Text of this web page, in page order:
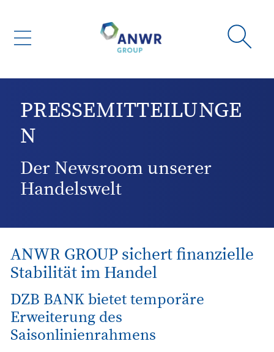
PRESSEMITTEILUNGE
N
Der Newsroom unserer
Handelswelt
ANWR GROUP sichert finanzielle
Stabilität im Handel
DZB BANK bietet temporäre
Erweiterung des
Saisonlinienrahmens